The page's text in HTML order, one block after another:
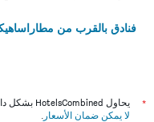
فنادق بالقرب من
*
يحاول HotelsCombined بشكل دائم الحصول على الأسعار الدقيقة، ولكن
لا يمكن ضمان الأسعار .